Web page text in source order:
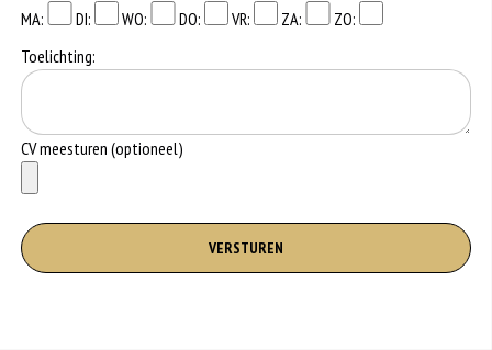
MA:
DI: WO: DO: VR: ZA:
ZO:
Toelichting:
CV meesturen (optioneel)